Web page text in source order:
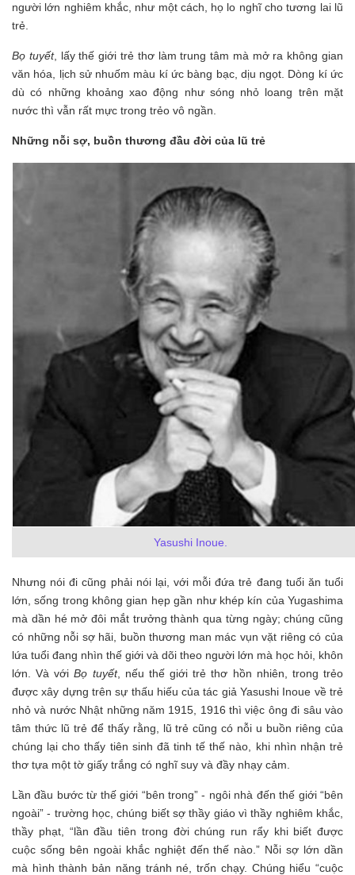
người lớn nghiêm khắc, như một cách, họ lo nghĩ cho tương lai lũ
trẻ.
Bọ tuyết, lấy thế giới trẻ thơ làm trung tâm mà mở ra không gian
văn hóa, lịch sử nhuốm màu kí ức bàng bạc, dịu ngọt. Dòng kí ức
dù có những khoảng xao động như sóng nhỏ loang trên mặt
nước thì vẫn rất mực trong trẻo vô ngần.
Những nỗi sợ, buồn thương đầu đời của lũ trẻ
Yasushi Inoue.
Nhưng nói đi cũng phải nói lại, với mỗi đứa trẻ đang tuổi ăn tuổi
lớn, sống trong không gian hẹp gần như khép kín của Yugashima
mà dần hé mở đôi mắt trưởng thành qua từng ngày; chúng cũng
có những nỗi sợ hãi, buồn thương man mác vụn vặt riêng có của
lứa tuổi đang nhìn thế giới và dõi theo người lớn mà học hỏi, khôn
lớn. Và vớiBọ tuyết, nếu thế giới trẻ thơ hồn nhiên, trong trẻo
được xây dựng trên sự thấu hiếu của tác giả Yasushi Inoue về trẻ
nhỏ và nước Nhật những năm 1915, 1916 thì việc ông đi sâu vào
tâm thức lũ trẻ để thấy rằng, lũ trẻ cũng có nỗi u buồn riêng của
chúng lại cho thấy tiên sinh đã tinh tế thế nào, khi nhìn nhận trẻ
thơ tựa một tờ giấy trắng có nghĩ suy và đầy nhạy cảm.
Lần đầu bước từ thế giới “bên trong” - ngôi nhà đến thế giới “bên
ngoài” - trường học, chúng biết sợ thầy giáo vì thầy nghiêm khắc,
thầy phạt, “lần đầu tiên trong đời chúng run rẩy khi biết được
cuộc sống bên ngoài khắc nghiệt đến thế nào.” Nỗi sợ lớn dần
mà hình thành bản năng tránh né, trốn chạy. Chúng hiểu “cuộc